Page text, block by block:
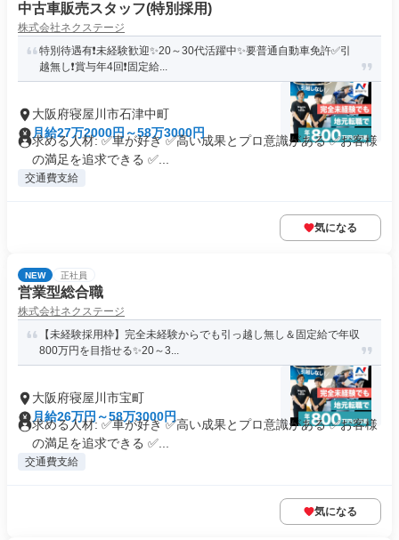
中古車販売スタッフ(特別採用)
株式会社ネクステージ
特別待遇有❗未経験歓迎✨20～30代活躍中✨要普通自動車免許✅引
越無し❗賞与年4回❗固定給...
大阪府寝屋川市石津中町
月給27万2000円～58万3000円
求める人材: ✅車が好き ✅高い成果とプロ意識がある ✅お客様
の満足を追求できる ✅...
交通費支給
気になる
NEW 正社員
営業型総合職
株式会社ネクステージ
【未経験採用枠】完全未経験からでも引っ越し無し＆固定給で年収
800万円を目指せる✨20～3...
大阪府寝屋川市宝町
月給26万円～58万3000円
求める人材: ✅車が好き ✅高い成果とプロ意識がある ✅お客様
の満足を追求できる ✅...
交通費支給
気になる